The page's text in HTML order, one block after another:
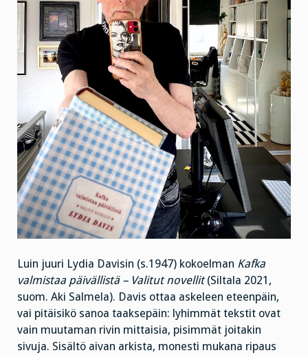
Luin juuri Lydia Davisin (s.1947) kokoelman Kafka
valmistaa päivällistä – Valitut novellit(Siltala 2021,
suom. Aki Salmela). Davis ottaa askeleen eteenpäin,
vai pitäisikö sanoa taaksepäin: lyhimmät tekstit ovat
vain muutaman rivin mittaisia, pisimmät joitakin
sivuja. Sisältö aivan arkista, monesti mukana ripaus